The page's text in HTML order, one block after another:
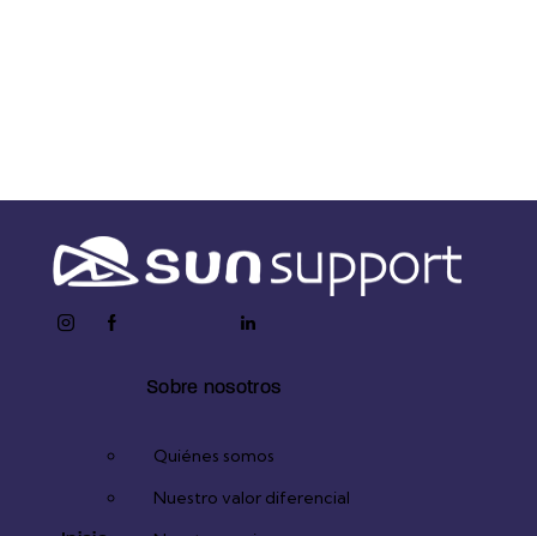
instagramfacebook- youtube2
linkedin
Sobre nosotros
Quiénes somos
Nuestro valor diferencial